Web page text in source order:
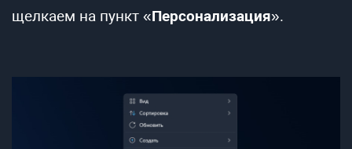
щелкаем на пункт «Персонализация».